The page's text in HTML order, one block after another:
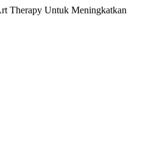
Therapy Untuk Meningkatkan